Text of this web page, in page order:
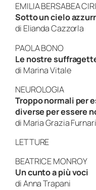
EMILIA BERSABEA
Sotto un cielo
di Elianda Cazzorla
PAOLA BONO
Le nostre
di Marina Vitale
NEUROLOGIA
Troppo normali per
diverse per essere
di Maria Grazia Furnari
LETTURE
BEATRICE MONROY
Un cunto a più voci
di Anna Trapani